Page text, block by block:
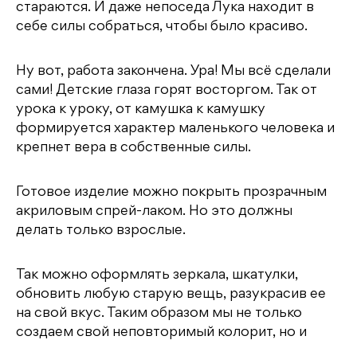
стараются. И даже непоседа Лука находит в
себе силы собраться, чтобы было красиво.
Ну вот, работа закончена. Ура! Мы всё сделали
сами! Детские глаза горят восторгом. Так от
урока к уроку, от камушка к камушку
формируется характер маленького человека и
крепнет вера в собственные силы.
Готовое изделие можно покрыть прозрачным
акриловым спрей-лаком. Но это должны
делать только взрослые.
Так можно оформлять зеркала, шкатулки,
обновить любую старую вещь, разукрасив ее
на свой вкус. Таким образом мы не только
создаем свой неповторимый колорит, но и